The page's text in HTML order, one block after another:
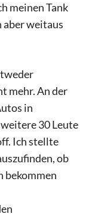
meinen Tank
aber weitaus
mehr. An der
in
30 Leute
Ich stellte
ob
bekommen